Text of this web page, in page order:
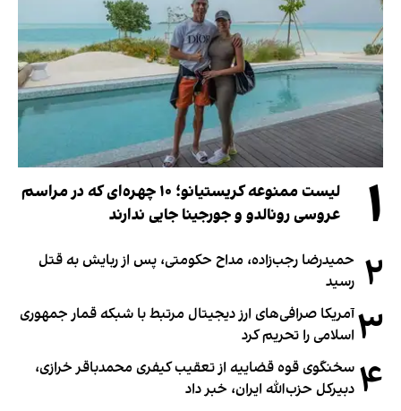
۱
لیست ممنوعه کریستیانو؛ ۱۰ چهره‌ای که در مراسم
عروسی رونالدو و جورجینا جایی ندارند
۲ حمیدرضا رجب‌زاده، مداح حکومتی، پس از ربایش به قتل
رسید
۳آمریکا صرافی‌های ارز دیجیتال مرتبط با شبکه قمار جمهوری
اسلامی را تحریم کرد
۴ سخنگوی قوه قضاییه از تعقیب کیفری محمدباقر خرازی،
دبیر‌کل حزب‌الله ایران، خبر داد